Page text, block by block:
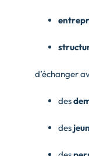
d’échanger
des
des